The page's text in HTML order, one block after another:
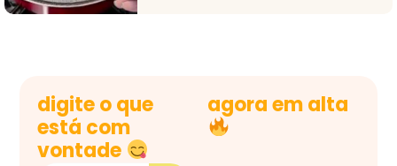
digite o que
está com
vontade
agora em alta